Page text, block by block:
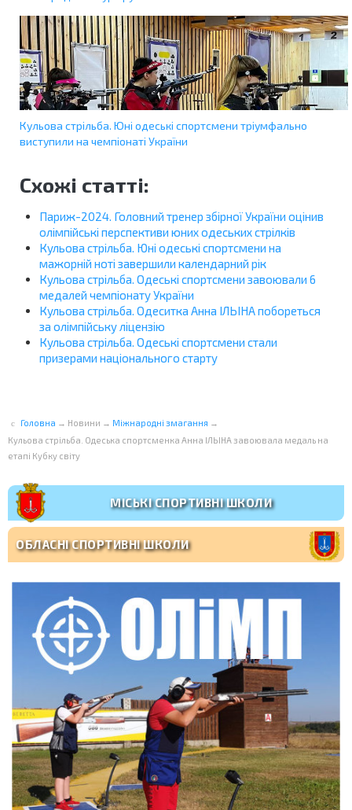
Кульова стрільба. Юні одеські спортсмени тріумфально
виступили на чемпіонаті України
Схожі статті:
Париж-2024. Головний тренер збірної України оцінив
олімпійські перспективи юних одеських стрілків
Кульова стрільба. Юні одеські спортсмени на
мажорній ноті завершили календарний рік
Кульова стрільба. Одеські спортсмени завоювали 6
медалей чемпіонату України
Кульова стрільба. Одеситка Анна ІЛЬІНА побореться
за олімпійську ліцензію
Кульова стрільба. Одеські спортсмени стали
призерами національного старту
Головна → Новини → Міжнародні змагання →
Кульова стрільба. Одеська спортсменка Анна ІЛЬІНА завоювала медаль на
етапі Кубку світу
МІСЬКІ СПОРТИВНІ ШКОЛИ
ОБЛАСНІ СПОРТИВНІ ШКОЛИ